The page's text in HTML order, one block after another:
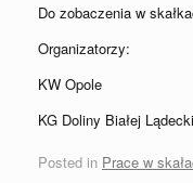
Do zobaczenia w
Organizatorzy:
KW Opole
KG Doliny Białej
Posted in Prace w